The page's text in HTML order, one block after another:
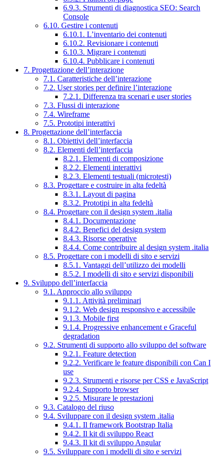
6.9.3. Strumenti di diagnostica SEO: Search
Console
6.10. Gestire i contenuti
6.10.1. L’inventario dei contenuti
6.10.2. Revisionare i contenuti
6.10.3. Migrare i contenuti
6.10.4. Pubblicare i contenuti
7. Progettazione dell’interazione
7.1. Caratteristiche dell’interazione
7.2. User stories per definire l’interazione
7.2.1. Differenza tra scenari e user stories
7.3. Flussi di interazione
7.4. Wireframe
7.5. Prototipi interattivi
8. Progettazione dell’interfaccia
8.1. Obiettivi dell’interfaccia
8.2. Elementi dell’interfaccia
8.2.1. Elementi di composizione
8.2.2. Elementi interattivi
8.2.3. Elementi testuali (microtesti)
8.3. Progettare e costruire in alta fedeltà
8.3.1. Layout di pagina
8.3.2. Prototipi in alta fedeltà
8.4. Progettare con il design system .italia
8.4.1. Documentazione
8.4.2. Benefici del design system
8.4.3. Risorse operative
8.4.4. Come contribuire al design system .italia
8.5. Progettare con i modelli di sito e servizi
8.5.1. Vantaggi dell’utilizzo dei modelli
8.5.2. I modelli di sito e servizi disponibili
9. Sviluppo dell’interfaccia
9.1. Approccio allo sviluppo
9.1.1. Attività preliminari
9.1.2. Web design responsivo e accessibile
9.1.3. Mobile first
9.1.4. Progressive enhancement e Graceful
degradation
9.2. Strumenti di supporto allo sviluppo del software
9.2.1. Feature detection
9.2.2. Verificare le feature disponibili con Can I
use
9.2.3. Strumenti e risorse per CSS e JavaScript
9.2.4. Supporto browser
9.2.5. Misurare le prestazioni
9.3. Catalogo del riuso
9.4. Sviluppare con il design system .italia
9.4.1. Il framework Bootstrap Italia
9.4.2. Il kit di sviluppo React
9.4.3. Il kit di sviluppo Angular
9.5. Sviluppare con i modelli di sito e servizi